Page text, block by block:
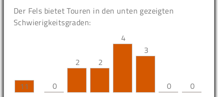
Der Fels bietet Touren in den unten gezeigten
Schwierigkeitsgraden:
11 0
2 2
4
3
0 0